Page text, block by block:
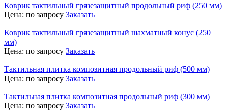
Коврик тактильный грязезащитный продольный риф (250 мм)
Цена: по запросу Заказать
Коврик тактильный грязезащитный шахматный конус (250
мм)
Цена: по запросу Заказать
Тактильная плитка композитная продольный риф (500 мм)
Цена: по запросу Заказать
Тактильная плитка композитная продольный риф (300 мм)
Цена: по запросу Заказать